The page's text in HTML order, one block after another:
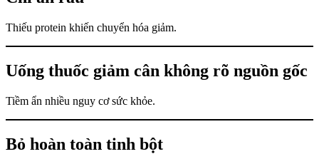
Thiếu protein khiến chuyển hóa giảm.
Uống thuốc giảm cân không rõ nguồn gốc
Tiềm ẩn nhiều nguy cơ sức khỏe.
Bỏ hoàn toàn tinh bột